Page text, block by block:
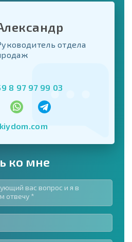
отдела
8 97 97 99 03
ко мне